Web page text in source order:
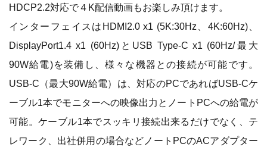
HDCP2.2対応で４K配信動画もお楽しみ頂けます。
インターフェイスはHDMI2.0 x1 (5K:30Hz、4K:60Hz)、
DisplayPort1.4 x1 (60Hz)とUSB Type-C x1 (60Hz/最大
90W給電)を装備し、様々な機器との接続が可能です。
USB-C（最大90W給電）は、対応のPCであればUSB-Cケ
ーブル1本でモニターへの映像出力とノートPCへの給電が
可能。ケーブル1本でスッキリ接続出来るだけでなく、テ
レワーク、出社併用の場合などノートPCのACアダプター